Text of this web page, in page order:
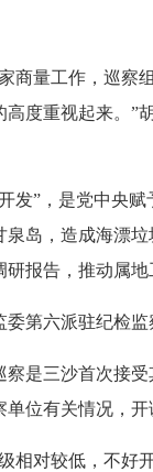
量工作，巡察组
度重视起来。”
”，是党中央赋
岛，造成海漂
报告，推动属
六派驻纪检监
三沙首次接受
位有关情况，
对较低，不好开